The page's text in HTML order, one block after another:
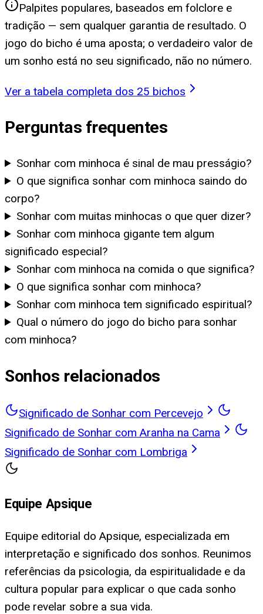
Palpites populares, baseados em folclore e
tradição — sem qualquer garantia de resultado. O
jogo do bicho é uma aposta; o verdadeiro valor de
um sonho está no seu significado, não no número.
Ver a tabela completa dos 25 bichos
Perguntas frequentes
Sonhar com minhoca é sinal de mau presságio?
O que significa sonhar com minhoca saindo do
corpo?
Sonhar com muitas minhocas o que quer dizer?
Sonhar com minhoca gigante tem algum
significado especial?
Sonhar com minhoca na comida o que significa?
O que significa sonhar com minhoca?
Sonhar com minhoca tem significado espiritual?
Qual o número do jogo do bicho para sonhar
com minhoca?
Sonhos relacionados
Significado de Sonhar com Percevejo
Significado de Sonhar com Aranha na Cama
Significado de Sonhar com Lombriga
Equipe Apsique
Equipe editorial do Apsique, especializada em
interpretação e significado dos sonhos. Reunimos
referências da psicologia, da espiritualidade e da
cultura popular para explicar o que cada sonho
pode revelar sobre a sua vida.